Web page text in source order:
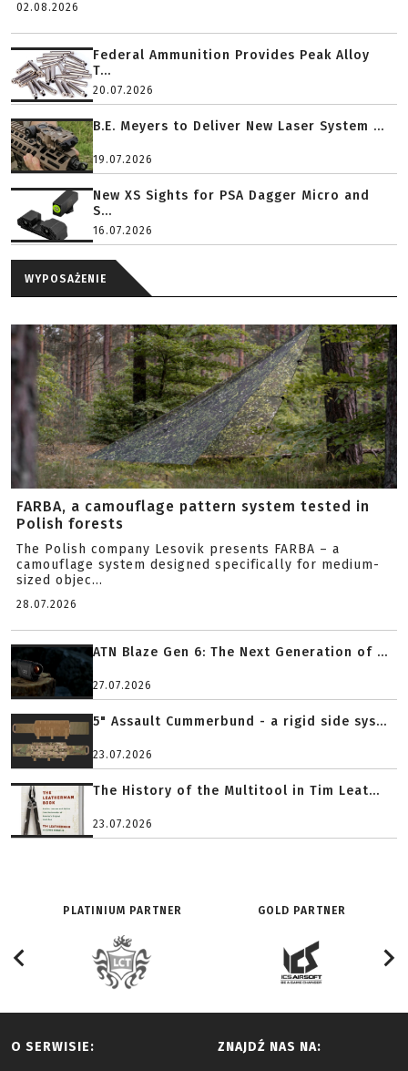
02.08.2026
Federal Ammunition Provides Peak Alloy
T...
20.07.2026
B.E. Meyers to Deliver New Laser System ...
19.07.2026
New XS Sights for PSA Dagger Micro and
S...
16.07.2026
WYPOSAŻENIE
FARBA, a camouflage pattern system tested in
Polish forests
The Polish company Lesovik presents FARBA – a
camouflage system designed specifically for medium-
sized objec...
28.07.2026
ATN Blaze Gen 6: The Next Generation of ...
27.07.2026
5" Assault Cummerbund - a rigid side sys...
23.07.2026
The History of the Multitool in Tim Leat...
23.07.2026
PLATINIUM PARTNER GOLD PARTNER
O SERWISIE: ZNAJDŹ NAS NA: